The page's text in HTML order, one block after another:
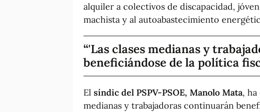
alquiler a colectivos de discapacidad,
machista y al autoabastecimiento
'Las clases medianas y
beneficiándose de la política
El síndic del PSPV-PSOE, Manolo Mata, ha
medianas y trabajadoras continuarán